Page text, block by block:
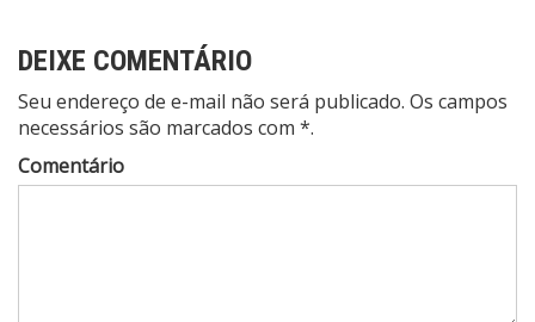
DEIXE COMENTÁRIO
Seu endereço de e-mail não será publicado. Os campos
necessários são marcados com *.
Comentário